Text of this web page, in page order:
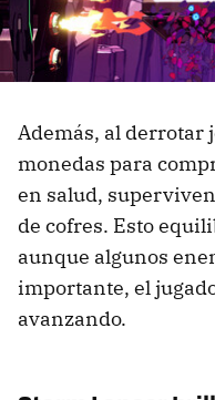
Además, al derrotar
monedas para
en salud,
de cofres. Esto
aunque algunos
importante, el
avanzando.